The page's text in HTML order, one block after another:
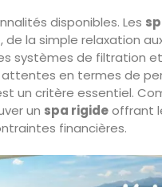
disponibles. Les
de la simple relaxation
systèmes de filtration
attentes en termes de
un critère essentiel.
un spa rigideoffrant
financières.